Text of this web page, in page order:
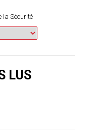
la Sécurité
LUS